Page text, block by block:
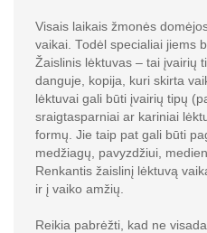
Visais laikais žmonės
vaikai. Todėl specialiai jiems
Žaislinis lėktuvas – tai įvairių
danguje, kopija, kuri skirta
lėktuvai gali būti įvairių tipų
sraigtasparniai ar kariniai
formų. Jie taip pat gali būti
medžiagų, pavyzdžiui,
Renkantis žaislinį lėktuvą
ir į vaiko amžių.
Reikia pabrėžti, kad ne